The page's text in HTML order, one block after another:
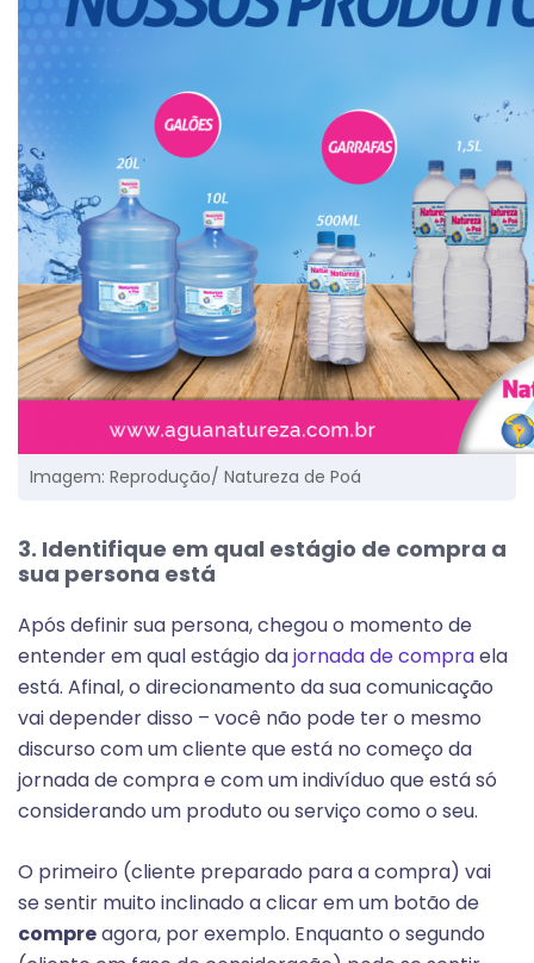
Imagem: Reprodução/ Natureza de Poá
3. Identifique em qual estágio de compra a
sua persona está
Após definir sua persona, chegou o momento de
entender em qual estágio dajornada de compraela
está. Afinal, o direcionamento da sua comunicação
vai depender disso – você não pode ter o mesmo
discurso com um cliente que está no começo da
jornada de compra e com um indivíduo que está só
considerando um produto ou serviço como o seu.
O primeiro (cliente preparado para a compra) vai
se sentir muito inclinado a clicar em um botão de
compreagora, por exemplo. Enquanto o segundo